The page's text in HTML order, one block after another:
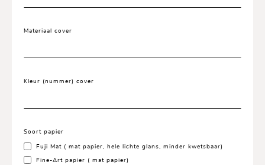
Materiaal cover
Kleur (nummer) cover
Soort papier
Fuji Mat ( mat papier, hele lichte glans, minder kwetsbaar)
Fine-Art papier ( mat papier)